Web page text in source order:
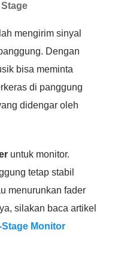
mengirim sinyal
Dengan
bisa meminta
di panggung
didengar oleh
untuk monitor.
tetap stabil
menurunkan fader
silakan baca artikel
Monitor